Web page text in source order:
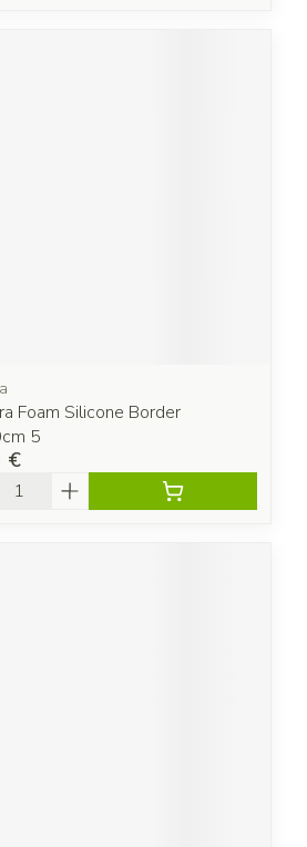
Foam Silicone Border
5
€